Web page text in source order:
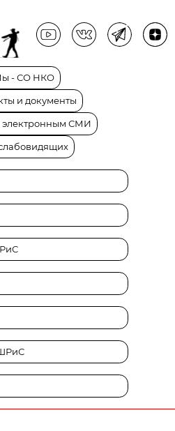
- СО НКО
и документы
электронным СМИ